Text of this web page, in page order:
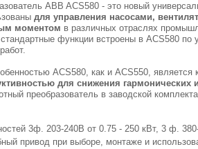
ABB ACS580 - это новый
для управления насосами,
моментом в различных отраслях
функции встроены в ACS580 по
ACS580, как и ACS550,
для снижения гармонических
преобразователь в заводской
3ф. 203-240В от 0.75 - 250 кВт, 3 ф.
привод при выборе, монтаже и